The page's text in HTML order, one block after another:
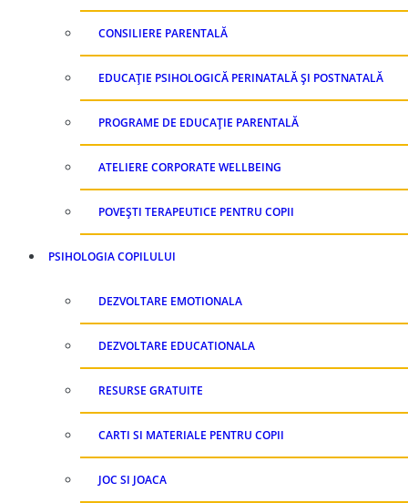
CONSILIERE PARENTALĂ
EDUCAȚIE PSIHOLOGICĂ PERINATALĂ ȘI POSTNATALĂ
PROGRAME DE EDUCAȚIE PARENTALĂ
ATELIERE CORPORATE WELLBEING
POVEȘTI TERAPEUTICE PENTRU COPII
PSIHOLOGIA COPILULUI
DEZVOLTARE EMOTIONALA
DEZVOLTARE EDUCATIONALA
RESURSE GRATUITE
CARTI SI MATERIALE PENTRU COPII
JOC SI JOACA